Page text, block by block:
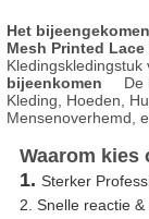
Het
Mesh Printed
Kledingskledingstuk
bijeenkomen De
Kleding, Hoeden,
Mensenoverhemd,
Waarom kies
1. Sterker
2. Snelle reactie